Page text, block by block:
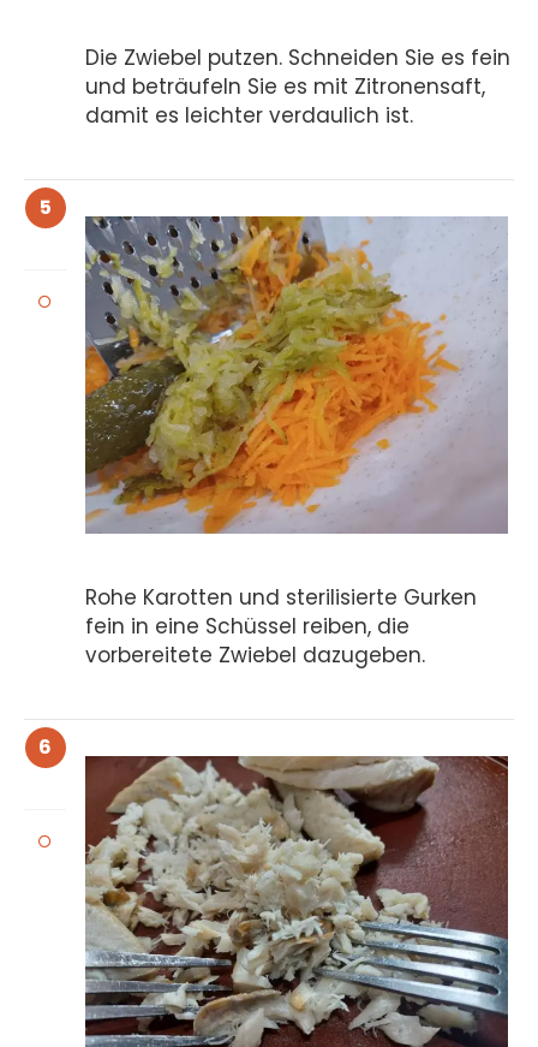
Die Zwiebel putzen. Schneiden Sie es fein
und beträufeln Sie es mit Zitronensaft,
damit es leichter verdaulich ist.
5
Rohe Karotten und sterilisierte Gurken
fein in eine Schüssel reiben, die
vorbereitete Zwiebel dazugeben.
6